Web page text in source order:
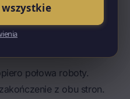
dwa tygodnie"
przed tynkami, tynkarze
w listwy.
połowa roboty.
z obu stron.